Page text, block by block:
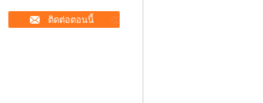
ติดต่อตอนนี้